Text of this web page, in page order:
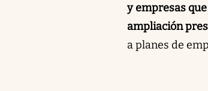
y empresas
ampliación
a planes de